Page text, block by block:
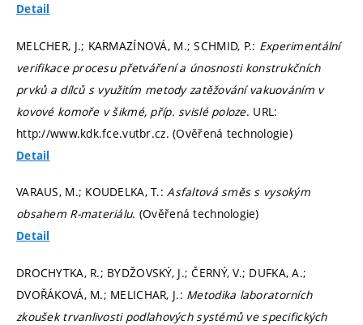
Detail
MELCHER, J.; KARMAZÍNOVÁ, M.; SCHMID, P.: Experimentální
verifikace procesu přetváření a únosnosti konstrukčních
prvků a dílců s využitím metody zatěžování vakuováním v
kovové komoře v šikmé, příp. svislé poloze. URL:
http://www.kdk.fce.vutbr.cz. (Ověřená technologie)
Detail
VARAUS, M.; KOUDELKA, T.:Asfaltová směs s vysokým
obsahem R-materiálu. (Ověřená technologie)
Detail
DROCHYTKA, R.; BYDŽOVSKÝ, J.; ČERNÝ, V.; DUFKA, A.;
DVOŘÁKOVÁ, M.; MELICHAR, J.: Metodika laboratorních
zkoušek trvanlivosti podlahových systémů ve specifických